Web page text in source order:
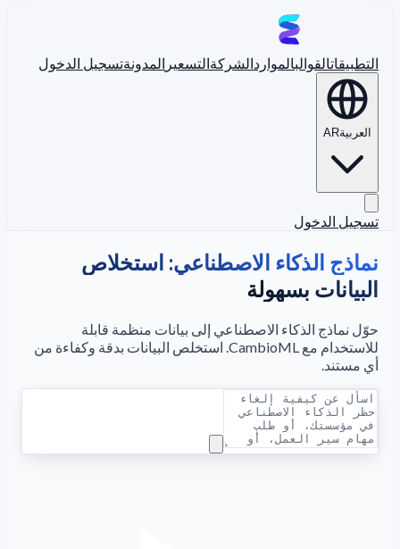
التطبيقاتالقوالبالمواردالشركةالتسعير المدونةتسجيل الدخول
العربيةAR
تسجيل الدخول
نماذج الذكاء الاصطناعي: استخلاص
البيانات بسهولة
حوّل نماذج الذكاء الاصطناعي إلى بيانات منظمة قابلة
للاستخدام مع CambioML. استخلص البيانات بدقة وكفاءة من
أي مستند.